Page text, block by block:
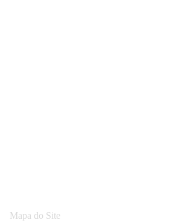
Mapa do Site